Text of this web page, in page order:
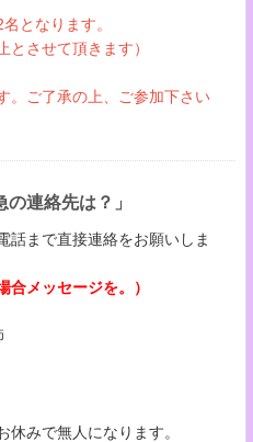
となります。
とさせて頂きます​​​​​）
。ご了承の上、ご参加下さい
連絡先は？」
話まで直接連絡をお願いしま
合メッセージを。）
休みで無人になります。